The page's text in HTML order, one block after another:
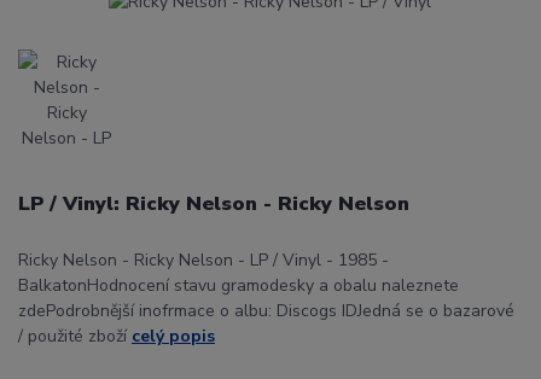
LP / Vinyl: Ricky Nelson - Ricky Nelson
Ricky Nelson - Ricky Nelson - LP / Vinyl - 1985 -
BalkatonHodnocení stavu gramodesky a obalu naleznete
zdePodrobnější inofrmace o albu: Discogs IDJedná se o bazarové
/ použité zboží celý popis